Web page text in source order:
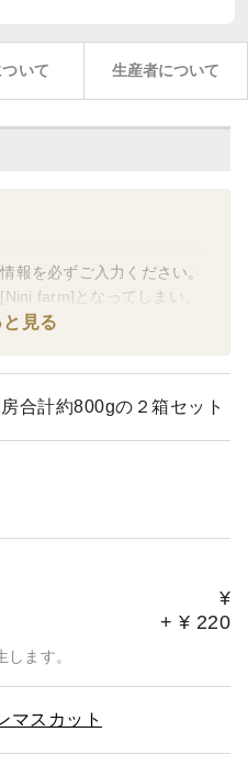
いて 生産者について
報を必ずご入力ください。
farm]となってしまい、
います。
祝い以外は承っておりませ
書きのみの対応とさせてい
さい。
が届きましたらすぐに冷蔵
ど、商品到着後常温で保存
品をご注文ください。
すくなります。
でしまった場合の返品交換
い。
っておりません。
と見る
合計約800gの２箱セット
¥
+ ¥ 220
ます。
マスカット